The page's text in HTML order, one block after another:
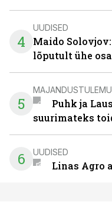
4
UUDISED
Maido
lõputult ühe
5
Puhk ja
suurimateks
6 UUDISED
Linas Agro